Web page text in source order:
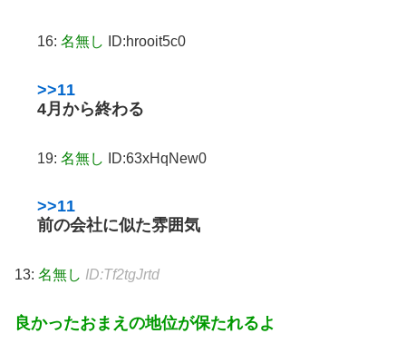
16: 名無し ID:hrooit5c0
>>11
4月から終わる
19: 名無し ID:63xHqNew0
>>11
前の会社に似た雰囲気
13: 名無し ID:Tf2tgJrtd
良かったおまえの地位が保たれるよ